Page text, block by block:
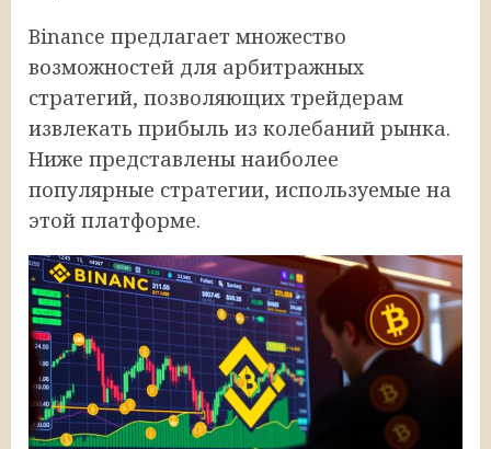
Binance предлагает множество
возможностей для арбитражных
стратегий, позволяющих трейдерам
извлекать прибыль из колебаний рынка.
Ниже представлены наиболее
популярные стратегии, используемые на
этой платформе.